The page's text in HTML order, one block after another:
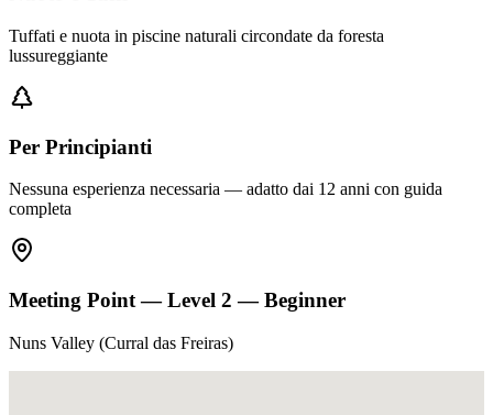
Tuffati e nuota in piscine naturali circondate da foresta
lussureggiante
Per Principianti
Nessuna esperienza necessaria — adatto dai 12 anni con guida
completa
Meeting Point —Level 2 — Beginner
Nuns Valley (Curral das Freiras)